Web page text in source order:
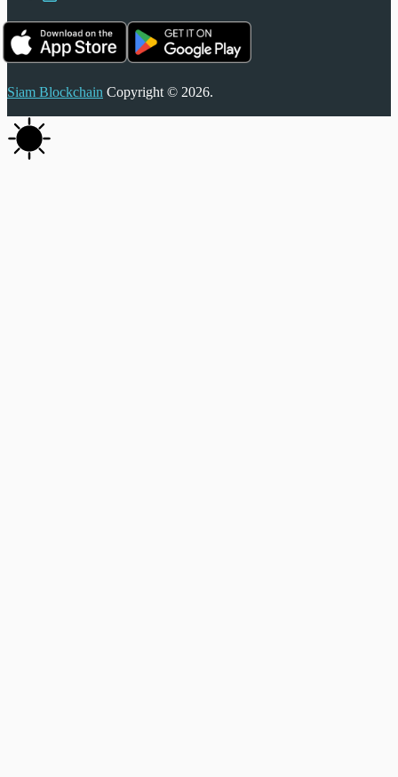
Siam Blockchain Copyright © 2026.